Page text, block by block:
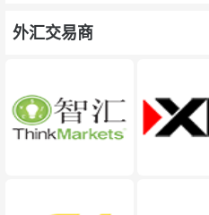
外汇交易商